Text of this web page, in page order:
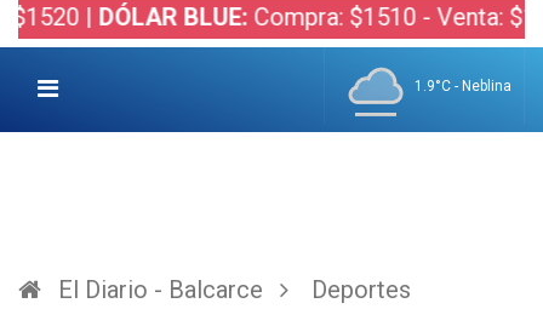
BLUE:Compra: $1510 - Venta: $1530 |
1.9°C - Neblina
El Diario - Balcarce Deportes